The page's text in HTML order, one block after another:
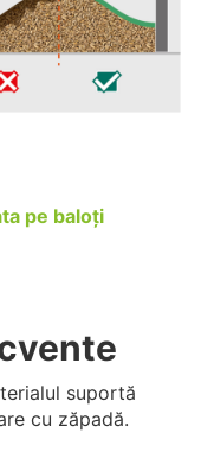
pe baloți
suportă
cu zăpadă.